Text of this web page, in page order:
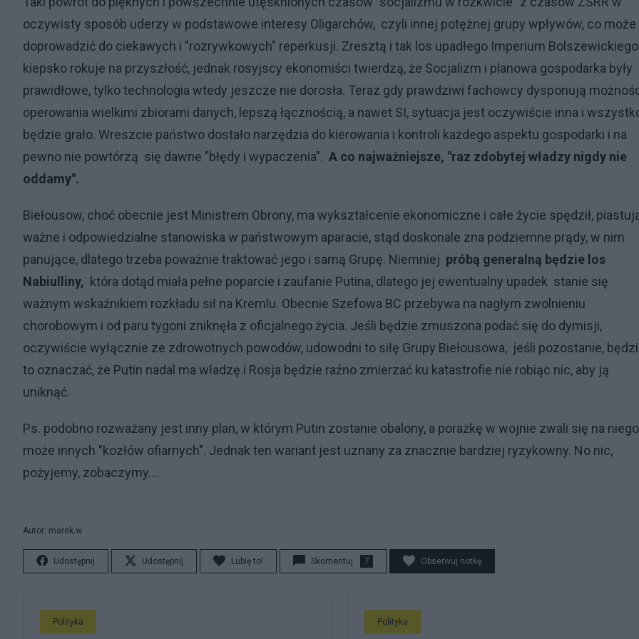
oczywisty sposób uderzy w podstawowe interesy Oligarchów, czyli innej potężnej grupy wpływów, co może
doprowadzić do ciekawych i "rozrywkowych" reperkusji. Zresztą i tak los upadłego Imperium Bolszewickiego
kiepsko rokuje na przyszłość, jednak rosyjscy ekonomiści twierdzą, że Socjalizm i planowa gospodarka były
prawidłowe, tylko technologia wtedy jeszcze nie dorosła. Teraz gdy prawdziwi fachowcy dysponują
operowania wielkimi zbiorami danych, lepszą łącznością, a nawet SI, sytuacja jest oczywiście inna i
będzie grało. Wreszcie państwo dostało narzędzia do kierowania i kontroli każdego aspektu gospodarki i na
pewno nie powtórzą się dawne "błędy i wypaczenia". A co najważniejsze, "raz zdobytej władzy nigdy nie
oddamy".
Biełousow, choć obecnie jest Ministrem Obrony, ma wykształcenie ekonomiczne i całe życie spędził,
ważne i odpowiedzialne stanowiska w państwowym aparacie, stąd doskonale zna podziemne prądy, w nim
panujące, dlatego trzeba poważnie traktować jego i samą Grupę. Niemniej próbą generalną będzie los
Nabiulliny, która dotąd miała pełne poparcie i zaufanie Putina, dlatego jej ewentualny upadek stanie się
ważnym wskaźnikiem rozkładu sił na Kremlu. Obecnie Szefowa BC przebywa na nagłym zwolnieniu
chorobowym i od paru tygoni zniknęła z oficjalnego życia. Jeśli będzie zmuszona podać się do dymisji,
oczywiście wyłącznie ze zdrowotnych powodów, udowodni to siłę Grupy Biełousowa, jeśli pozostanie,
to oznaczać, że Putin nadal ma władzę i Rosja będzie raźno zmierzać ku katastrofie nie robiąc nic, aby ją
uniknąć.
Ps. podobno rozważany jest inny plan, w którym Putin zostanie obalony, a porażkę w wojnie zwali się na
może innych "kozłów ofiarnych". Jednak ten wariant jest uznany za znacznie bardziej ryzykowny. No nic,
pożyjemy, zobaczymy....
Autor: marek.w
Udostępnij Udostępnij Lubię to! Skomentuj 7 Obserwuj notkę
Polityka Polityka